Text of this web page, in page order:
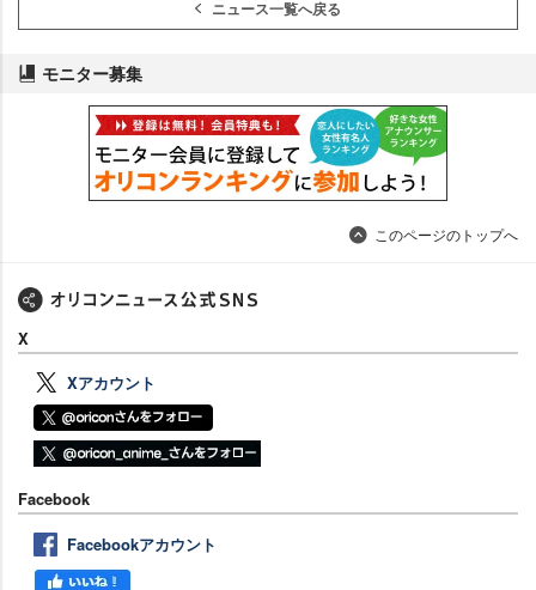
ニュース一覧へ戻る
モニター募集
このページのトップへ
X
Xアカウント
Facebook
Facebookアカウント